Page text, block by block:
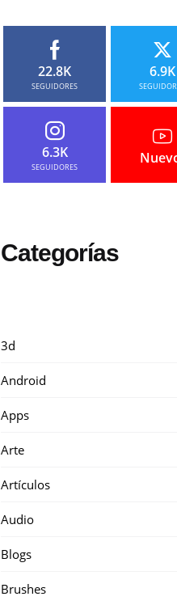
22.8K
SEGUIDORES
6.9K
6.3K
SEGUIDORES
Categorías
3d
Android
Apps
Arte
Artículos
Audio
Blogs
Brushes